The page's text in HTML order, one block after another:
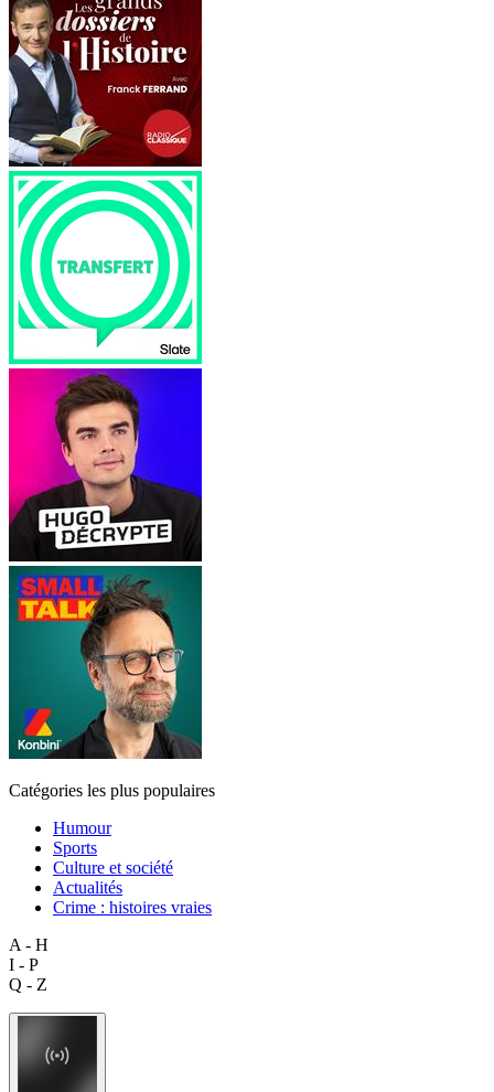
Catégories les plus populaires
Humour
Sports
Culture et société
Actualités
Crime : histoires vraies
A - H
I - P
Q - Z